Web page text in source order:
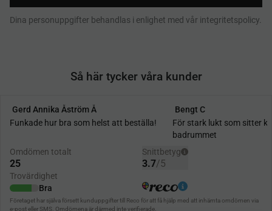
Dina personuppgifter behandlas i enlighet med vår integritetspolicy
Så här tycker våra kunder